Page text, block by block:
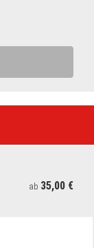
ab 35,00 €